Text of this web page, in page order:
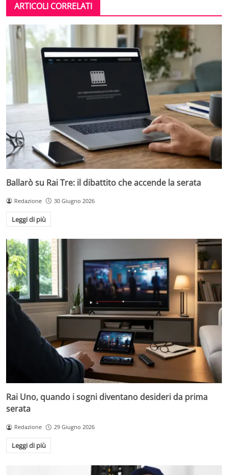
ARTICOLI CORRELATI
Ballarò su Rai Tre: il dibattito che accende la serata
Redazione 30 Giugno 2026
Leggi di più
Rai Uno, quando i sogni diventano desideri da prima
serata
Redazione 29 Giugno 2026
Leggi di più